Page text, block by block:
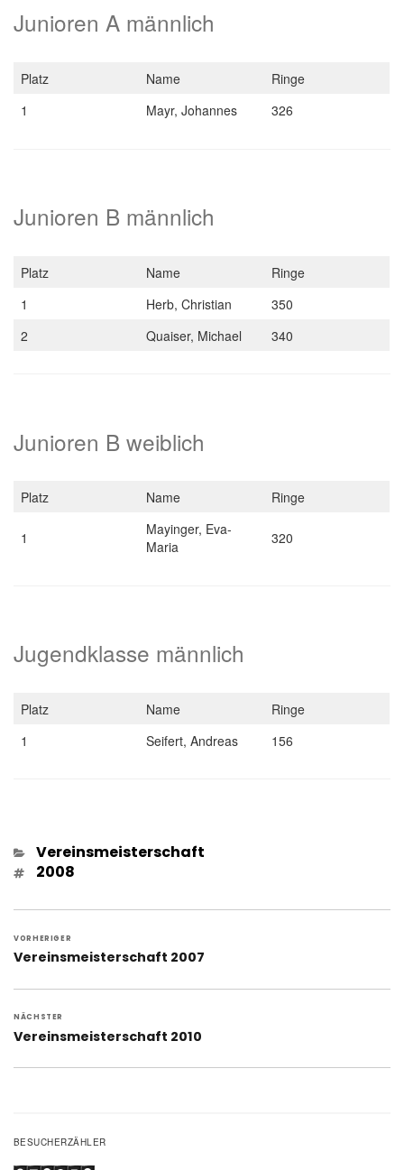
Junioren A männlich
Platz Name
Ringe
1
Mayr, Johannes 326
Junioren B männlich
Platz Name
Ringe
1
Herb, Christian
350
2
Quaiser, Michael 340
Junioren B weiblich
Platz Name Ringe
1
Mayinger, Eva-
Maria
320
Jugendklasse männlich
Platz Name
Ringe
1
Seifert, Andreas 156
Kategorien
Vereinsmeisterschaft
Schlagwörter
2008
VORHERIGER
Vorheriger
Vereinsmeisterschaft 2007
NÄCHSTER
Nächster
Vereinsmeisterschaft 2010
BESUCHERZÄHLER